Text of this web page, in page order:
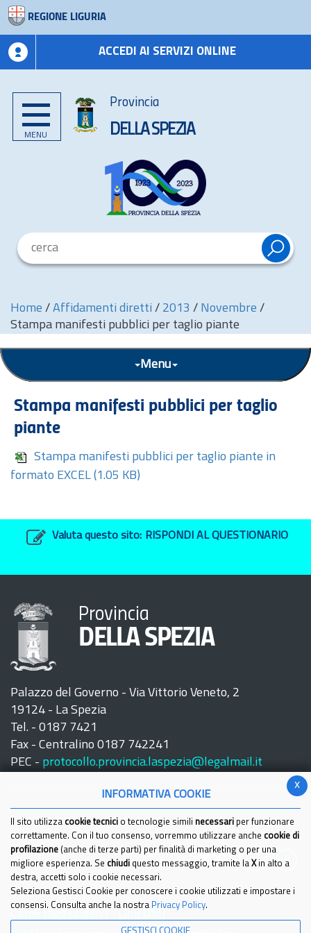
REGIONE LIGURIA
ACCEDI AI SERVIZI ONLINE
MENU
Provincia
DELLA SPEZIA
Home / Affidamenti diretti / 2013 / Novembre /
Stampa manifesti pubblici per taglio piante
Menu
Stampa manifesti pubblici per taglio
piante
Stampa manifesti pubblici per taglio piante in
formato EXCEL (1.05 KB)
Valuta questo sito: RISPONDI AL QUESTIONARIO
Provincia
DELLA SPEZIA
Palazzo del Governo - Via Vittorio Veneto, 2
19124 - La Spezia
Tel. - 0187 7421
Fax - Centralino 0187 742241
PEC - protocollo.provincia.laspezia@legalmail.it
Seguici su:
x
INFORMATIVA COOKIE
Il sito utilizza cookie tecnici o tecnologie simili necessari per funzionare
correttamente. Con il tuo consenso, vorremmo utilizzare anche cookie di
profilazione (anche di terze parti) per finalità di marketing o per una
migliore esperienza. Se chiudi questo messaggio, tramite la Xin alto a
destra, accetti solo i cookie necessari.
Seleziona Gestisci Cookie per conoscere i cookie utilizzati e impostare i
consensi. Consulta anche la nostra Privacy Policy.